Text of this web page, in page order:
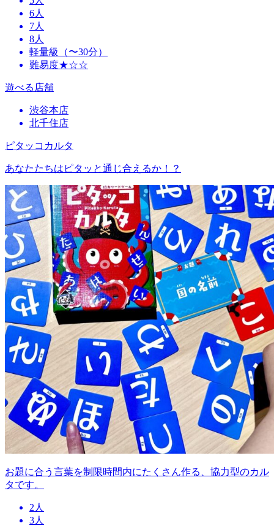
6人
7人
8人
軽量級（〜30分）
難易度★☆☆
遊べる店舗
渋谷本店
北千住店
ピタッコカルタ
あなたたちはピタッと通じ合えるか！？
お題に合う言葉を制限時間内にたくさん作る、協力型のカル
タです。
2人
3人